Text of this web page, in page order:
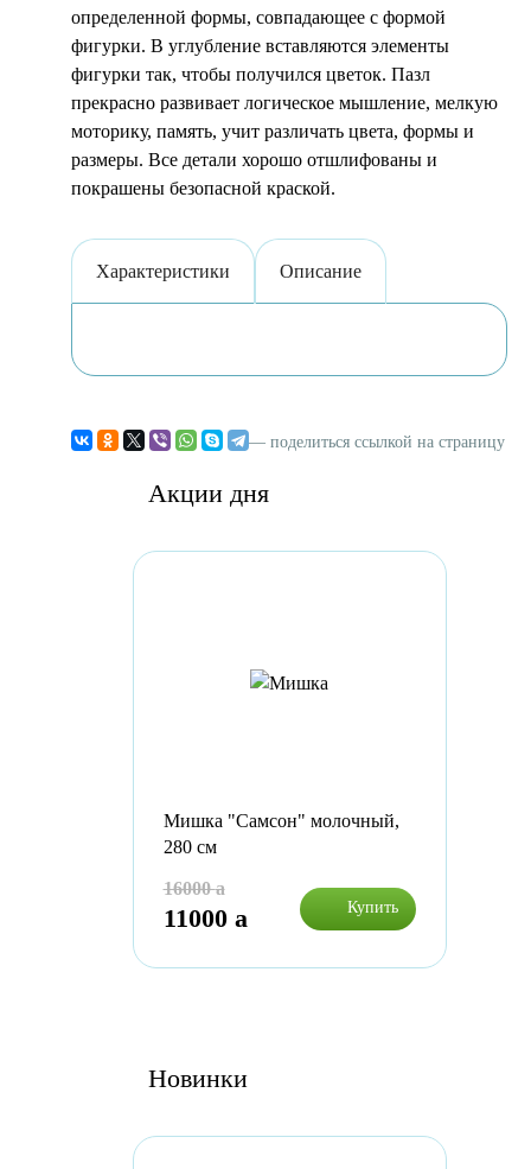
определенной формы, совпадающее с формой
фигурки. В углубление вставляются элементы
фигурки так, чтобы получился цветок. Пазл
прекрасно развивает логическое мышление, мелкую
моторику, память, учит различать цвета, формы и
размеры. Все детали хорошо отшлифованы и
покрашены безопасной краской.
Характеристики Описание
— поделиться ссылкой на страницу
Акции дня
Мишка "Самсон" молочный,
280 см
16000a
11000 a Купить
Новинки